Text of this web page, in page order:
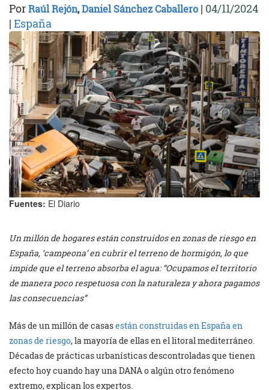
PorRaúl Rejón,Daniel Sánchez Caballero | 04/11/2024
| España
Fuentes: El Diario
Un millón de hogares están construidos en zonas de riesgo en
España, ‘campeona’ en cubrir el terreno de hormigón, lo que
impide que el terreno absorba el agua: “Ocupamos el territorio
de manera poco respetuosa con la naturaleza y ahora pagamos
las consecuencias”
Más de un millón de casasestán construidas en España en
zonas de riesgo, la mayoría de ellas en el litoral mediterráneo.
Décadas de prácticas urbanísticas descontroladas que tienen
efecto hoy cuando hay una DANA o algún otro fenómeno
extremo, explican los expertos.